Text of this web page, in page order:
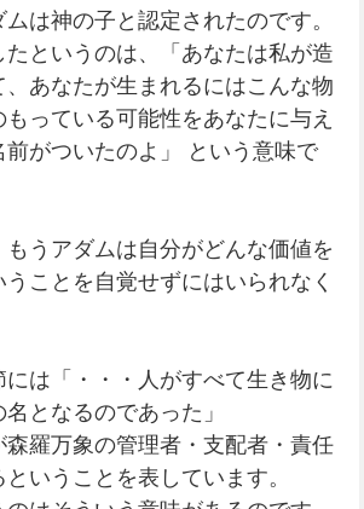
は神の子と認定されたのです。
たというのは、「あなたは私が造
、あなたが生まれるにはこんな物
っている可能性をあなたに与え
前がついたのよ」 という意味で
もうアダムは自分がどんな価値を
ことを自覚せずにはいられなく
は「・・・人がすべて生き物に
となるのであった」
森羅万象の管理者・支配者・責任
いうことを表しています。